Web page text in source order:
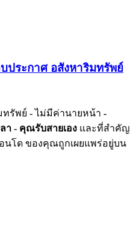
ประกาศ อสังหาริมทรัพย์
ทรัพย์ - ไม่มีค่านายหน้า -
า - คุณรับสายเอง และที่สำคัญ
นโด ของคุณถูกเผยแพร่อยู่บน